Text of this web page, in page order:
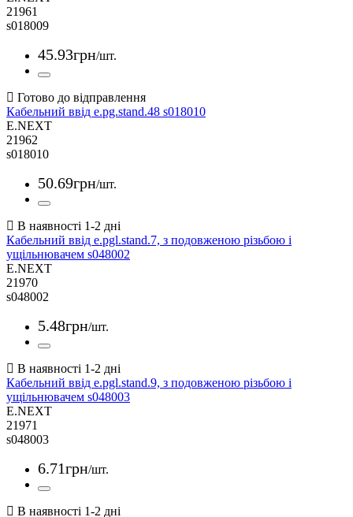
21961
s018009
45.93грн/шт.
Кабельний ввід e.pg.stand.48 s018010
E.NEXT
21962
s018010
50.69грн/шт.
Кабельний ввід e.pgl.stand.7, з подовженою різьбою і
ущільнювачем s048002
E.NEXT
21970
s048002
5.48грн/шт.
Кабельний ввід e.pgl.stand.9, з подовженою різьбою і
ущільнювачем s048003
E.NEXT
21971
s048003
6.71грн/шт.